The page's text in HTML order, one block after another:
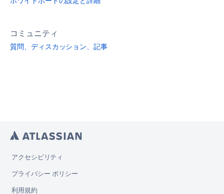
コミュニティ
質問、ディスカッション、記事
アクセシビリティ
プライバシー ポリシー
利用規約